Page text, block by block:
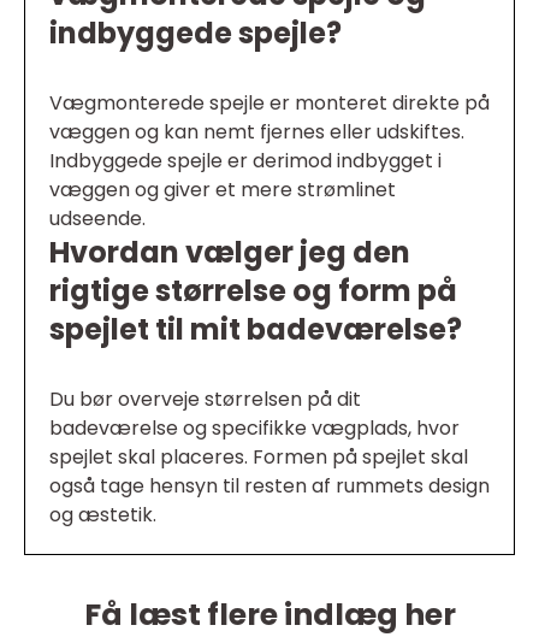
indbyggede spejle?
Vægmonterede spejle er monteret direkte på
væggen og kan nemt fjernes eller udskiftes.
Indbyggede spejle er derimod indbygget i
væggen og giver et mere strømlinet
udseende.
Hvordan vælger jeg den
rigtige størrelse og form på
spejlet til mit badeværelse?
Du bør overveje størrelsen på dit
badeværelse og specifikke vægplads, hvor
spejlet skal placeres. Formen på spejlet skal
også tage hensyn til resten af rummets design
og æstetik.
Få læst flere indlæg her